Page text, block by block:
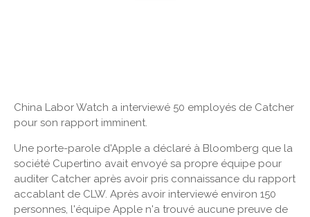
China Labor Watch a interviewé 50 employés de Catcher
pour son rapport imminent.
Une porte-parole d'Apple a déclaré à Bloomberg que la
société Cupertino avait envoyé sa propre équipe pour
auditer Catcher après avoir pris connaissance du rapport
accablant de CLW. Après avoir interviewé environ 150
personnes, l'équipe Apple n'a trouvé aucune preuve de